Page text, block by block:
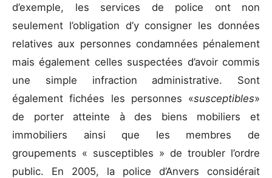
d’exemple, les services de police ont non
seulement l’obligation d’y consigner les données
relatives aux personnes condamnées pénalement
mais également celles suspectées d’avoir commis
une simple infraction administrative. Sont
également fichées les personnes «susceptibles»
de porter atteinte à des biens mobiliers et
immobiliers ainsi que les membres de
groupements « susceptibles » de troubler l’ordre
public. En 2005, la police d’Anvers considérait